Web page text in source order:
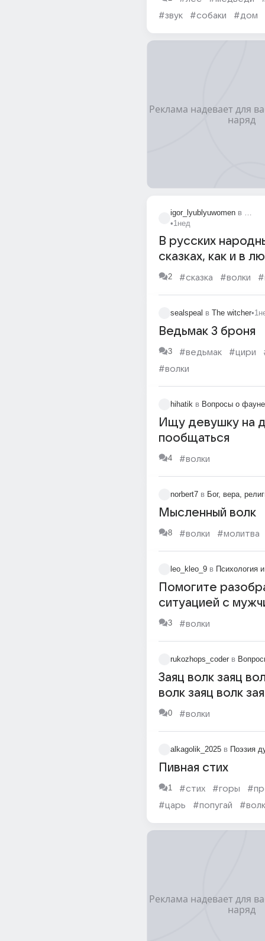
помогите
#звук
#собаки #дом
igor_lyublyuwomen в А
•1нед
В русских
сказках, как и в
других,
2 #сказка #волки
sealspeal в The witcher•
Ведьмак 3 броня
3 #ведьмак #цири
#волки
hihatik в Вопросы о фауне
Ищу девушку на
пообщаться
4 #волки
norbert7 в Бог, вера,
Мысленный волк
8 #волки #молитва
leo_kleo_9 в Психология
Помогите
ситуацией с
работе
3 #волки
rukozhops_coder в
Заяц волк заяц
волк заяц волк
0 #волки
alkagolik_2025 в Поэзия
Пивная стих
1 #стих #горы
#царь
#попугай